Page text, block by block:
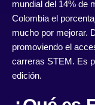
mundial del 14% de
Colombia el
mucho por mejorar.
promoviendo el
carreras STEM. Es
edición.